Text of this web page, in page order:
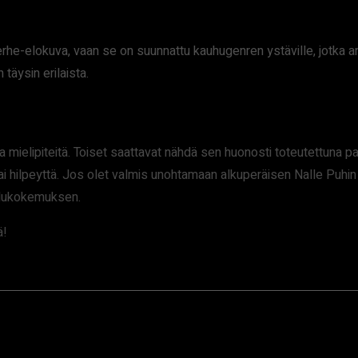
elokuva, vaan se on suunnattu kauhugenren ystäville,
täysin erilaista.
mielipiteitä. Toiset saattavat nähdä sen huonosti toteutettuna
Jos olet valmis unohtamaan alkuperäisen Nalle